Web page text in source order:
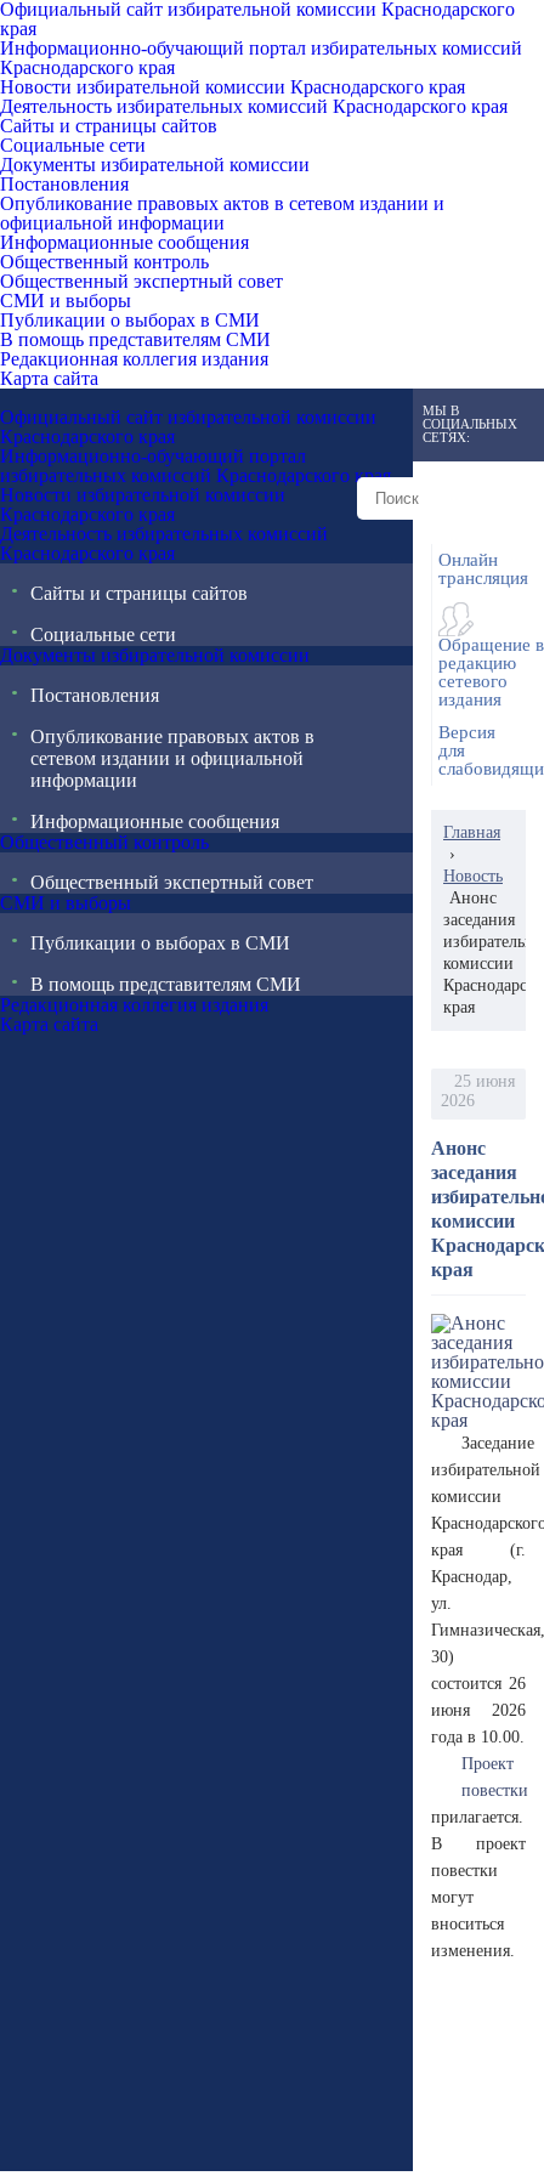
Официальный сайт избирательной комиссии Краснодарского
края
Информационно-обучающий портал избирательных комиссий
Краснодарского края
Новости избирательной комиссии Краснодарского края
Деятельность избирательных комиссий Краснодарского края
Сайты и страницы сайтов
Социальные сети
Документы избирательной комиссии
Постановления
Опубликование правовых актов в сетевом издании и
официальной информации
Информационные сообщения
Общественный контроль
Общественный экспертный совет
СМИ и выборы
Публикации о выборах в СМИ
В помощь представителям СМИ
Редакционная коллегия издания
Карта сайта
Официальный сайт избирательной комиссии
Краснодарского края
Информационно-обучающий портал
избирательных комиссий Краснодарского края
Новости избирательной комиссии
Краснодарского края
Деятельность избирательных комиссий
Краснодарского края
Сайты и страницы сайтов
Социальные сети
Документы избирательной комиссии
Постановления
Опубликование правовых актов в
сетевом издании и официальной
информации
Информационные сообщения
Общественный контроль
Общественный экспертный совет
СМИ и выборы
Публикации о выборах в СМИ
В помощь представителям СМИ
Редакционная коллегия издания
Карта сайта
МЫ В
СОЦИАЛЬНЫХ
СЕТЯХ:
Онлайн
трансляция
Обращение в
редакцию
сетевого
издания
Версия
для
Главная
›
Новость
Анонс
заседания
комиссии
края
25 июня
2026
Анонс
заседания
комиссии
края
Заседание
избирательной
комиссии
края (г.
Краснодар,
ул.
Гимназическая,
30)
состоится 26
июня 2026
года в 10.00.
Проект
повестки
прилагается.
В проект
повестки
могут
вноситься
изменения.